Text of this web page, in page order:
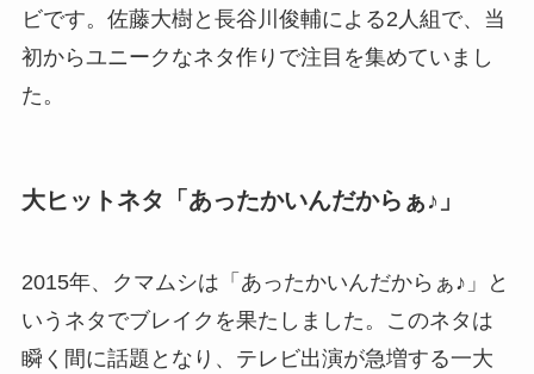
ビです。佐藤大樹と長谷川俊輔による2人組で、当
初からユニークなネタ作りで注目を集めていまし
た。
大ヒットネタ「あったかいんだからぁ♪」
2015年、クマムシは「あったかいんだからぁ♪」と
いうネタでブレイクを果たしました。このネタは
瞬く間に話題となり、テレビ出演が急増する一大